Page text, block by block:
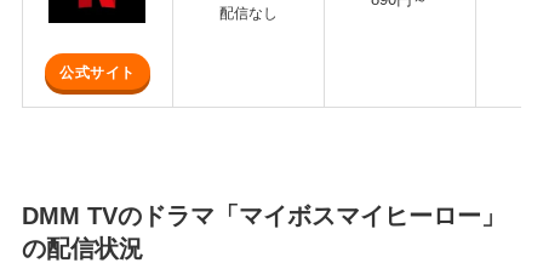
公式サイト
配信なし
DMM TVのドラマ「マイボスマイヒーロー」
の配信状況